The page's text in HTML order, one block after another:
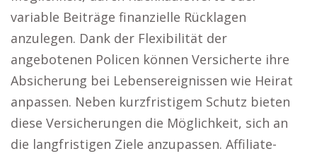
variable Beiträge finanzielle Rücklagen
anzulegen. Dank der Flexibilität der
angebotenen Policen können Versicherte ihre
Absicherung bei Lebensereignissen wie Heirat
anpassen. Neben kurzfristigem Schutz bieten
diese Versicherungen die Möglichkeit, sich an
die langfristigen Ziele anzupassen. Affiliate-